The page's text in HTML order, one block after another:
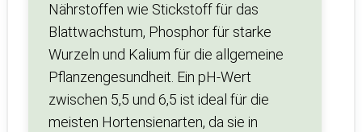
Nährstoffen wie Stickstoff für das
Blattwachstum, Phosphor für starke
Wurzeln und Kalium für die allgemeine
Pflanzengesundheit. Ein pH-Wert
zwischen 5,5 und 6,5 ist ideal für die
meisten Hortensienarten, da sie in